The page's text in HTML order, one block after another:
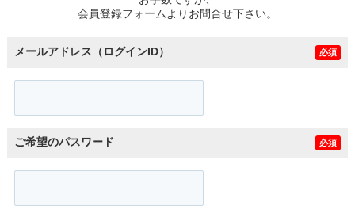
会員登録フォームよりお問合せ下さい。
メールアドレス（ログインID） 必須
ご希望のパスワード 必須